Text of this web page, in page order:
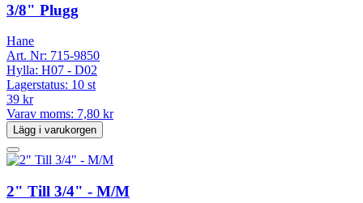
3/8" Plugg
Hane
Art. Nr: 715-9850
Hylla: H07 - D02
Lagerstatus: 10 st
39 kr
Varav moms: 7,80 kr
Lägg i varukorgen
2" Till 3/4" - M/M